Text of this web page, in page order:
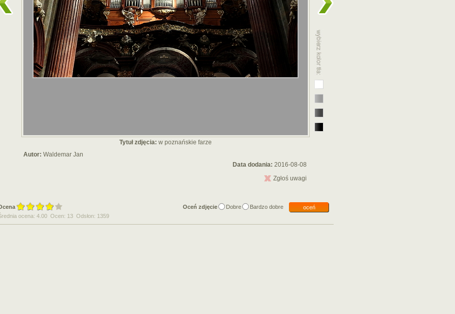
Tytuł zdjęcia: w poznańskie farze
Autor: Waldemar Jan
Data dodania: 2016-08-08
Zgłoś uwagi
Oceń zdjęcie Dobre Bardzo dobre
oceń
ocena: 4.00 Ocen: 13 Odsłon: 1359